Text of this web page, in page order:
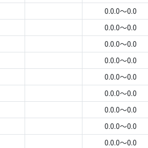
0.0.0～0.0
0.0.0～0.0
0.0.0～0.0
0.0.0～0.0
0.0.0～0.0
0.0.0～0.0
0.0.0～0.0
0.0.0～0.0
0.0.0～0.0